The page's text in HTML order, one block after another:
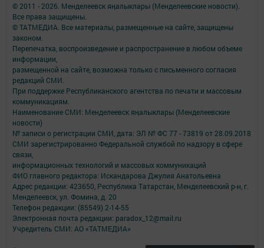
© 2011 - 2026. Менделеевск яӊалыклары (Менделеевские новости).
Все права защищены.
© ТАТМЕДИА. Все материалы, размещенные на сайте, защищены
законом.
Перепечатка, воспроизведение и распространение в любом объеме
информации,
размещенной на сайте, возможна только с письменного согласия
редакций СМИ.
При поддержке Республиканского агентства по печати и массовым
коммуникациям.
Наименование СМИ: Менделеевск яӊалыклары (Менделеевские
новости)
№ записи о регистрации СМИ, дата: ЭЛ № ФС 77 - 73819 от 28.09.2018
СМИ зарегистрированно Федеральной службой по надзору в сфере
связи,
информационных технологий и массовых коммуникаций
ФИО главного редактора: Искандарова Джулия Анатольевна
Адрес редакции: 423650, Республика Татарстан, Менделеевский р-н, г.
Менделеевск, ул. Фомина, д. 20
Телефон редакции: (85549) 2-14-55
Электронная почта редакции: paradox_12@mail.ru
Учредитель СМИ: АО «ТАТМЕДИА»